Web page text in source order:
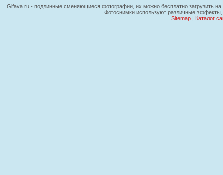
Gifava.ru - подлинные сменяющиеся фотографии, их можно бесплатно загрузить
Фотоснимки используют различные эффекты,
Sitemap| Каталог